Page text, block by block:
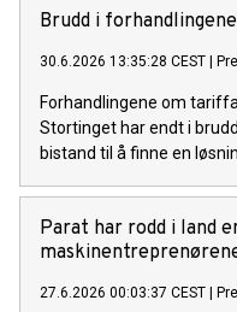
Brudd i
30.6.2026 13:35:28 CEST
Forhandlingene om
Stortinget har endt i
bistand til å finne en
Parat har rodd i land
27.6.2026 00:03:37 CEST